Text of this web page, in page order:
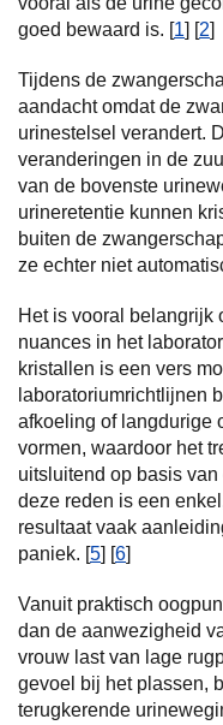
goed bewaard is. [1] [2]
Tijdens de
aandacht omdat de
urinestelsel verandert.
veranderingen in de
van de bovenste
urineretentie kunnen
buiten de
ze echter niet
Het is vooral belangrijk
nuances in het
kristallen is een vers
laboratoriumrichtlijnen
afkoeling of langdurige
vormen, waardoor het
uitsluitend op basis
deze reden is een
resultaat vaak
paniek. [5] [6]
Vanuit praktisch
dan de aanwezigheid
vrouw last van lage
gevoel bij het plassen,
terugkerende